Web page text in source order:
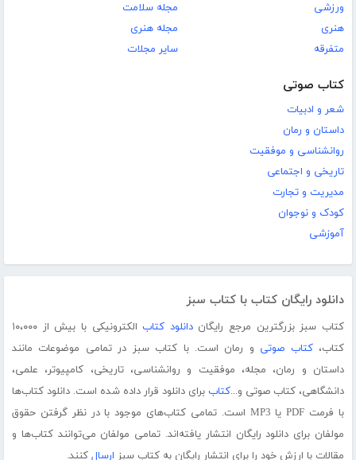
ورزشی
هنری
متفرقه
مجله سلامت
مجله هنری
سایر مجلات
کتاب صوتی
شعر و ادبیات
داستان و رمان
روانشناسی و موفقیت
تاریخی و اجتماعی
مدیریت و تجارت
کودک و نوجوان
آموزشی
دانلود رایگان کتاب با کتاب سبز
کتاب سبز بزرگترین مرجع رایگاندانلود کتاب
الکترونیکی با بیش از ۱۰،۰۰۰
کتاب،کتاب صوتی و رمان است. با کتاب سبز در تمامی موضوعات مانند
داستان و رمان، مجله، موفقیت و روانشناسی، تاریخی، کامپیوتر، علمی،
دانشگاهی، کتاب صوتی و...کتاب برای دانلود قرار داده شده است. دانلود کتاب‌ها
با فرمت PDF یا MP3 است. تمامی کتاب‌های موجود با در نظر گرفتن حقوق
مولفان برای دانلود رایگان انتشار یافته‌اند. تمامی مولفان می‌توانند کتاب‌ها و
مقالات با ارزش خود را برای انتشار رایگان به کتاب سبز ارسال کنند.